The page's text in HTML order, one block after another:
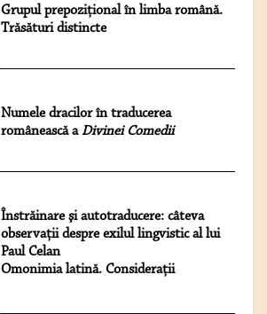
Grupul prepozițional în limba română.
Trăsături distincte
Numele dracilor în traducerea
românească aDivinei Comedii
Înstrăinare şi autotraducere: câteva
observaţii despre exilul lingvistic al lui
Paul Celan
Omonimia latină. Consideraţii